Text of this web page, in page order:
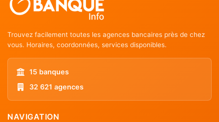
Trouvez facilement toutes les agences bancaires près de chez
vous. Horaires, coordonnées, services disponibles.
15 banques
32 621 agences
NAVIGATION